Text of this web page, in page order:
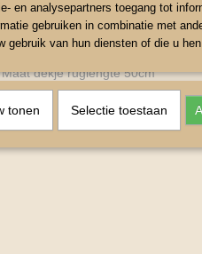
Kleur Blauw
Maat Oornetje Shetlander
Maat dekje ruglengte 50cm
en analysepartners toegang tot
gebruiken in combinatie met
gebruik van hun diensten of die u
tonen Selectie toestaan